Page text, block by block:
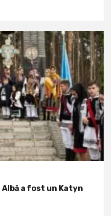
a fost un Katyn